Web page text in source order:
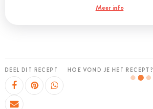
Meer info
DEEL DIT RECEPT HOE VOND JE HET RECEPT?